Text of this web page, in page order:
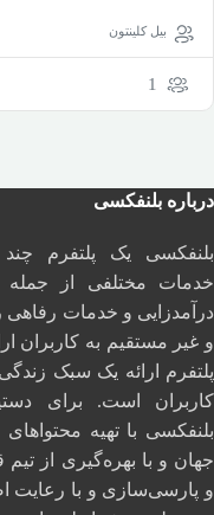
بیل کلینتون
1
درباره بلنفکسی
بلنفکسی یک پلتفرم
خدمات مختلفی از
درآمدزایی و خدمات
و غیر مستقیم به کاربران
پلتفرم ارائه یک سبک
کاربران است. برای
بلنفکسی با تهیه
جهان و با بهره‌گیری از
و پارسی‌سازی و با رعایت